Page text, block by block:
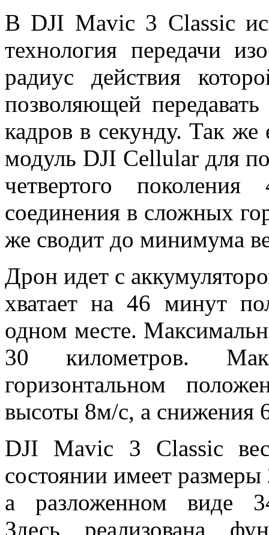
В DJI Mavic 3 Classic
технология передачи
радиус действия
позволяющей
кадров в секунду. Так же
модуль DJI Cellular для
четвертого
соединения в сложных
же сводит до минимума
Дрон идет с
хватает на 46 минут
одном месте.
30 километров.
горизонтальном
высоты 8м/с, а снижения
DJI Mavic 3 Classic
состоянии имеет
а разложенном виде
Здесь реализована